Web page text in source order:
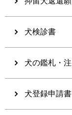
犬検診書
犬の鑑札・
犬登録申請書